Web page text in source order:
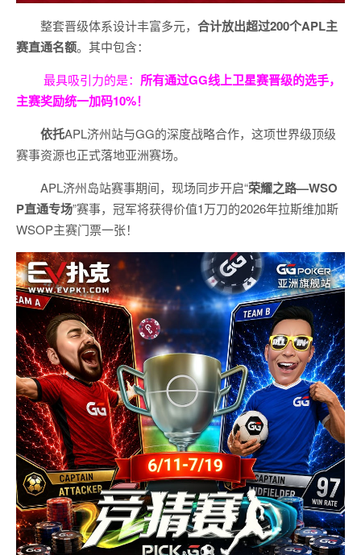
整套晋级体系设计丰富多元， 合计放出超过200个APL主
赛直通名额。其中包含：
最具吸引力的是： 所有通过GG线上卫星赛晋级的选手，
主赛奖励统一加码10%！
依托APL济州站与GG的深度战略合作，这项世界级顶级
赛事资源也正式落地亚洲赛场。
APL济州岛站赛事期间，现场同步开启“荣耀之路—WSO
P直通专场”赛事，冠军将获得价值1万刀的2026年拉斯维加斯
WSOP主赛门票一张！